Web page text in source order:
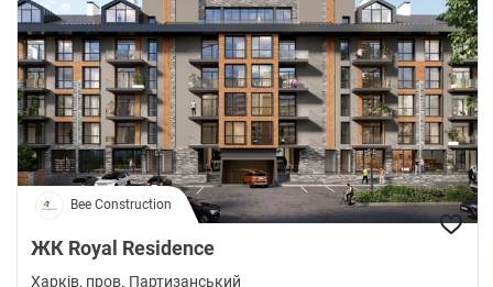
Bee Construction
ЖК Royal Residence
Харків, пров. Партизанський